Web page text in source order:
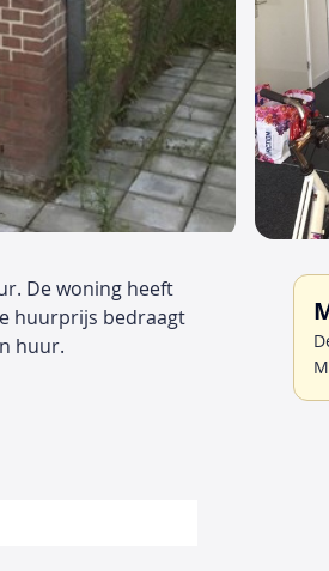
De woning heeft
huurprijs bedraagt
huur.